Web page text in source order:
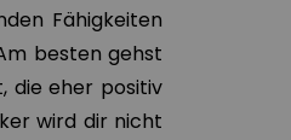
Fähigkeiten
besten gehst
die eher positiv
wird dir nicht